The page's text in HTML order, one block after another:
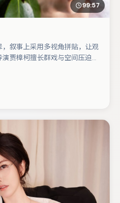
99:57
叙事上采用多视角拼贴，让观
贾樟柯擅长群戏与空间压迫
供反差与喜剧/悬疑调剂（视
，适合周末一口气追完。